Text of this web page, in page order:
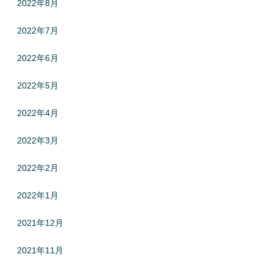
2022年8月
2022年7月
2022年6月
2022年5月
2022年4月
2022年3月
2022年2月
2022年1月
2021年12月
2021年11月